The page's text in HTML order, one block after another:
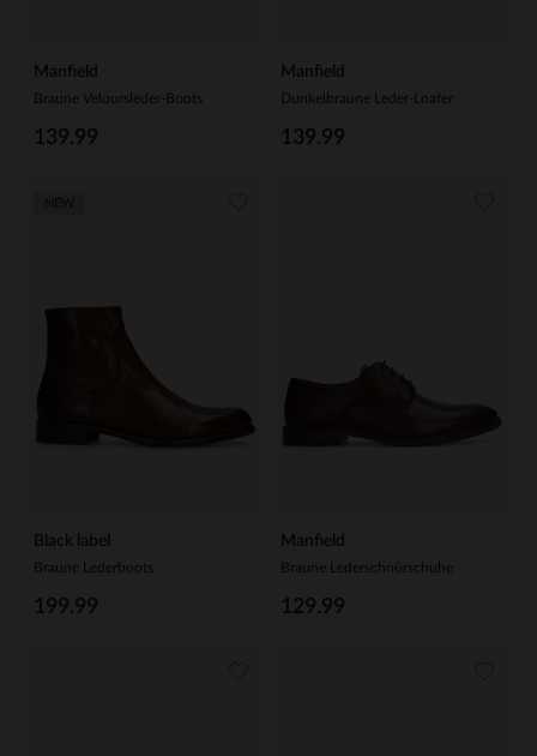
Manfield
Braune Veloursleder-Boots
139.99
Manfield
Dunkelbraune Leder-Loafer
139.99
Black label
Braune Lederboots
199.99
Manfield
Braune Lederschnürschuhe
129.99